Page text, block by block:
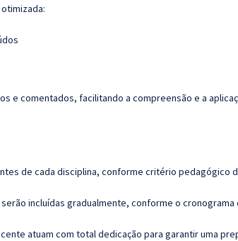
e comentados, facilitando a compreensão e a
de cada disciplina, conforme critério pedagógico
incluídas gradualmente, conforme o cronograma
atuam com total dedicação para garantir uma